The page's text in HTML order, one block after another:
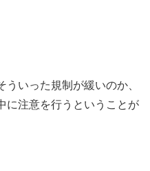
いった規制が緩いのか、
に注意を行うということが